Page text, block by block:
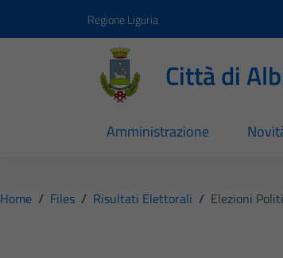
Regione Liguria
Città di
Amministrazione
Home / Files / Risultati Elettorali / Elezioni